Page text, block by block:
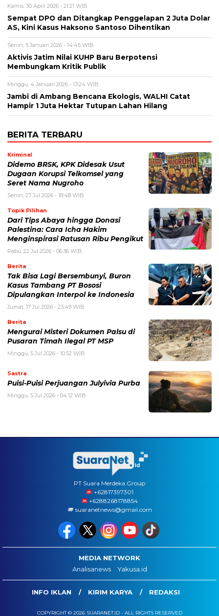
Kamis, 30 April 2026 - 21:21 WIB
Sempat DPO dan Ditangkap Penggelapan 2 Juta Dolar
AS, Kini Kasus Haksono Santoso Dihentikan
Senin, 5 Januari 2026 - 14:45 WIB
Aktivis Jatim Nilai KUHP Baru Berpotensi
Membungkam Kritik Publik
Minggu, 4 Januari 2026 - 13:24 WIB
Jambi di Ambang Bencana Ekologis, WALHI Catat
Hampir 1 Juta Hektar Tutupan Lahan Hilang
BERITA TERBARU
Kriminal
Didemo BRSK, KPK Didesak Usut
Dugaan Korupsi Telkomsel yang
Seret Nama Nugroho
Senin, 27 Jul 2026 - 18:48 WIB
Topik Pilihan
Dari Tips Abaya hingga Donasi
Palestina: Cara Icha Hakim
Menginspirasi Ratusan Ribu Pengikut
Rabu, 22 Jul 2026 - 06:36 WIB
Berita
Tak Bisa Lagi Bersembunyi, Buron
Kasus Tambang PT Bososi
Dipulangkan Interpol ke Indonesia
Jumat, 17 Jul 2026 - 23:49 WIB
Berita
Mengurai Misteri Dokumen Palsu di
Pusaran Timah Ilegal PT MSP
Minggu, 5 Jul 2026 - 10:52 WIB
Sastra
Puisi-Puisi Perjuangan Julyivia Purba
Minggu, 5 Jul 2026 - 04:12 WIB
PT Suara Merdeka Group
‪+62817397301
+6288268178854
suaranetnews@gmail.com
MEDIA NETWORK
Analisanews
Yakusa.id
INFO IKLAN KIRIM KARYA REDAKSI
COPYRIGHT © 2026 SUARANET.ID - ALL RIGHTS RESERVED